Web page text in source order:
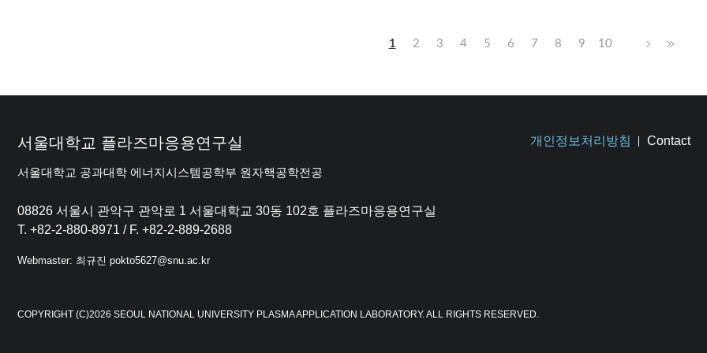
1 2 3 4 5 6 7 8 9 10
서울대학교 플라즈마응용연구실
서울대학교 공과대학 에너지시스템공학부 원자핵공학전공
개인정보처리방침 Contact
08826 서울시 관악구 관악로 1 서울대학교 30동 102호 플라즈마응용연구실
T. +82-2-880-8971 / F. +82-2-889-2688
Webmaster: 최규진 pokto5627@snu.ac.kr
COPYRIGHT (C)2026 SEOUL NATIONAL UNIVERSITY PLASMA APPLICATION LABORATORY. ALL RIGHTS RESERVED.